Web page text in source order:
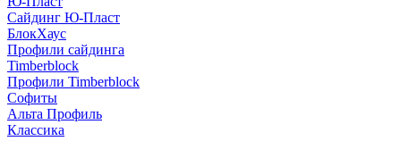
Сайдинг Ю-Пласт
БлокХаус
Профили сайдинга
Timberblock
Профили Timberblock
Софиты
Альта Профиль
Классика